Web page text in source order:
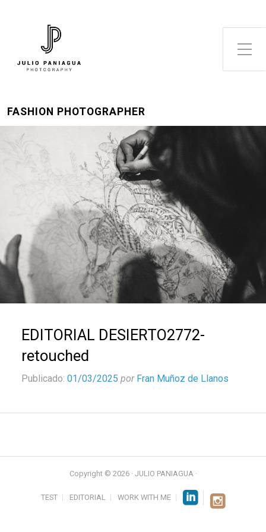
Alternar el menú lateral
FASHION PHOTOGRAPHER
EDITORIAL DESIERTO2772-
retouched
Publicado: 01/03/2025 por Fran Muñoz de Llanos
Copyright © 2026 · JULIO PANIAGUA ·
TEST EDITORIAL WORK WITH ME